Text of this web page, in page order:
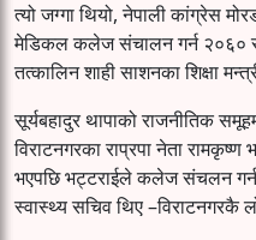
त्यो जग्गा थियो, नेपाली कांग्रेस
मेडिकल कलेज संचालन गर्न २०६०
तत्कालिन शाही साशनका शिक्षा
सूर्यबहादुर थापाको राजनीतिक
विराटनगरका राप्रपा नेता
भएपछि भट्टराईले कलेज संचलन
स्वास्थ्य सचिव थिए –विराटनगरकै